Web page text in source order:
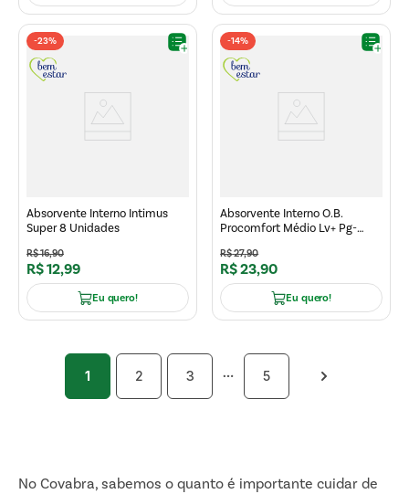
-23%
Absorvente Interno Intimus
Super 8 Unidades
R$16,90
R$12,99
Eu quero!
-14%
Absorvente Interno O.B.
Procomfort Médio Lv+ Pg-
R$27,90
R$23,90
Eu quero!
1 2 3 5
No Covabra, sabemos o quanto é importante cuidar de